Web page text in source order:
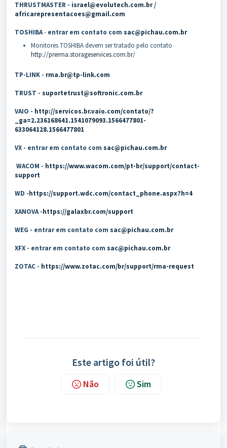
THRUSTMASTER - israel@evolutech.com.br/
africarepresentacoes@gmail.com
TOSHIBA- entrar em contato com sac@pichau.com.br
Monitores TOSHIBA devem ser tratado pelo contato
http://prerma.storageservices.com.br/
TP-LINK - rma.br@tp-link.com
TRUST - suportetrust@softronic.com.br
VAIO - http://servicos.br.vaio.com/contato/?
_ga=2.236168641.1541079093.1566477801-
633064128.1566477801
VX - entrar em contato com sac@pichau.com.br
WACOM - https://www.wacom.com/pt-br/support/contact-
support
WD -https://support.wdc.com/contact_phone.aspx?h=4
XANOVA -https://galaxbr.com/support
WEG - entrar em contato com sac@pichau.com.br
XFX - entrar em contato com sac@pichau.com.br
ZOTAC - https://www.zotac.com/br/support/rma-request
Este artigo foi útil?
Não Sim